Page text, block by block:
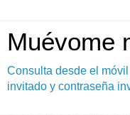
Muévome
Consulta desde el
invitado y contraseña